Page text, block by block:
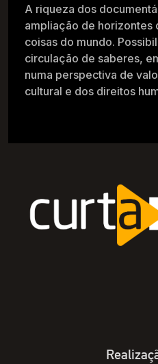
A riqueza dos
ampliação de horizontes
coisas do mundo.
circulação de saberes,
numa perspectiva de
cultural e dos direitos